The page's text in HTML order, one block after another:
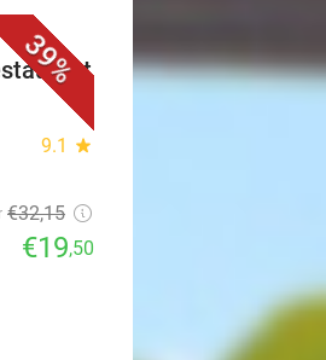
39%
9.1 star
€32,15
€19,50